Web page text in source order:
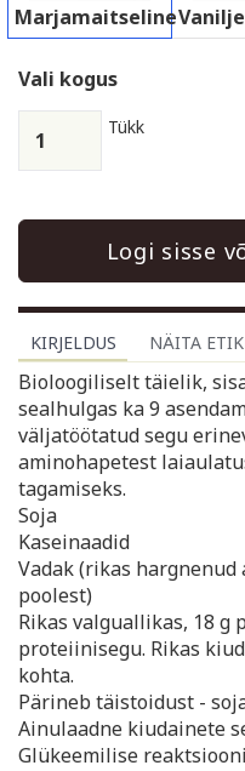
Marjamaitseline
Vali kogus
Tükk
Logi sisse
KIRJELDUS NÄITA
Bioloogiliselt täielik,
sealhulgas ka 9
väljatöötatud segu
aminohapetest
tagamiseks.
Soja
Kaseinaadid
Vadak (rikas
poolest)
Rikas valguallikas, 18 g
proteiinisegu. Rikas
kohta.
Pärineb täistoidust -
Ainulaadne kiudainete
Glükeemilise